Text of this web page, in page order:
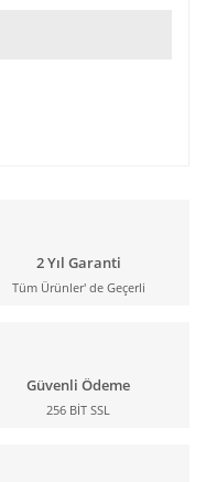
2 Yıl Garanti
Tüm Ürünler' de Geçerli
Güvenli Ödeme
256 BİT SSL